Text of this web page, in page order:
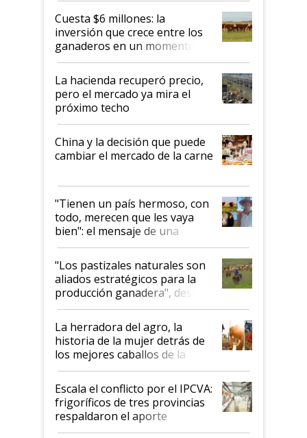
Cuesta $6 millones: la
inversión que crece entre los
ganaderos en un momento
histórico para la actividad
La hacienda recuperó precio,
pero el mercado ya mira el
próximo techo
China y la decisión que puede
cambiar el mercado de la carne
"Tienen un país hermoso, con
todo, merecen que les vaya
bien": el mensaje de una
ganadera uruguaya sobre las
oportunidades que se abren
para el agro en Argentina, con
foco en la carne
"Los pastizales naturales son
aliados estratégicos para la
producción ganadera", destaca
la iniciativa que ya reúne a 46
establecimientos en Argentina
La herradora del agro, la
historia de la mujer detrás de
los mejores caballos de la
Argentina y los mitos que
todavía hacen sufrir a estos
animales: "Mientras me
descalificaban, yo seguí
haciendo currículum"
Escala el conflicto por el IPCVA:
frigoríficos de tres provincias
respaldaron el aporte
obligatorio